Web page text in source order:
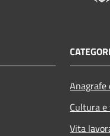
Cultura
Vita